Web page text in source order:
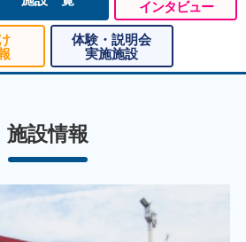
インタビュー
体験・説明会
実施施設
施設情報